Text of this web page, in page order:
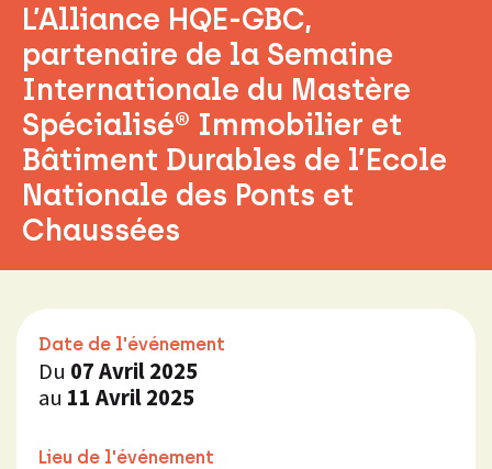
L’Alliance HQE-GBC,
partenaire de la Semaine
Internationale du Mastère
Spécialisé® Immobilier et
Bâtiment Durables de l’Ecole
Nationale des Ponts et
Chaussées
Date de l'événement
Du 07 Avril 2025
au 11 Avril 2025
Lieu de l'événement